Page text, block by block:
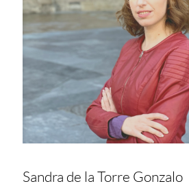
Sandra de la Torre Gonzalo